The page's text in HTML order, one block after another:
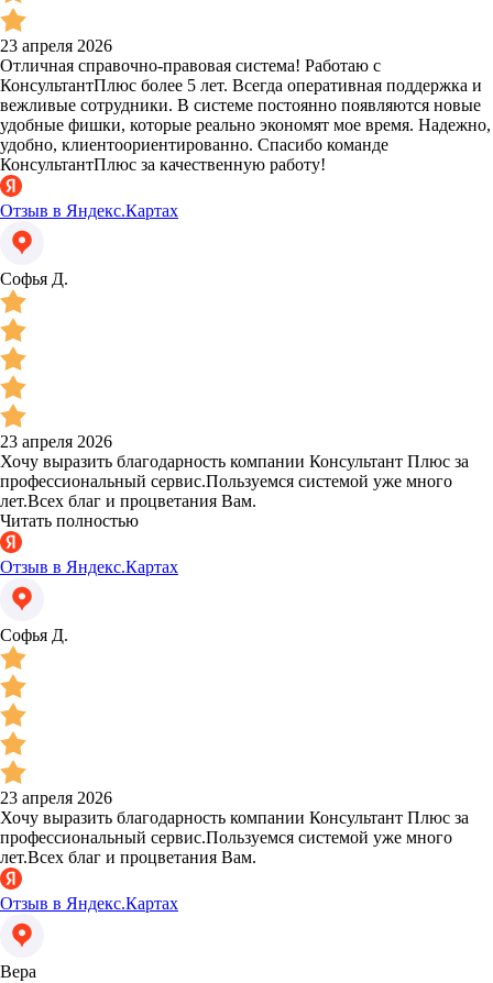
23 апреля 2026
Отличная справочно-правовая система! Работаю с
КонсультантПлюс более 5 лет. Всегда оперативная поддержка и
вежливые сотрудники. В системе постоянно появляются новые
удобные фишки, которые реально экономят мое время. Надежно,
удобно, клиентоориентированно. Спасибо команде
КонсультантПлюс за качественную работу!
Отзыв в Яндекс.Картах
Софья Д.
23 апреля 2026
Хочу выразить благодарность компании Консультант Плюс за
профессиональный сервис.Пользуемся системой уже много
лет.Всех благ и процветания Вам.
Читать полностью
Отзыв в Яндекс.Картах
Софья Д.
23 апреля 2026
Хочу выразить благодарность компании Консультант Плюс за
профессиональный сервис.Пользуемся системой уже много
лет.Всех благ и процветания Вам.
Отзыв в Яндекс.Картах
Вера